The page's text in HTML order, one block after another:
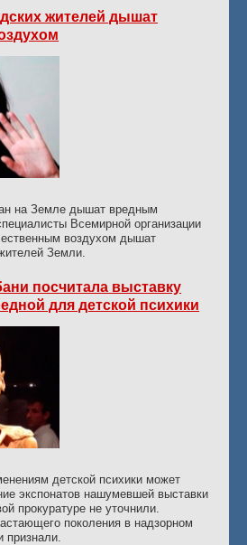
жителей дышат
на Земле дышат вредным
Всемирной организации
воздухом дышат
Земли.
посчитала выставку
для детской психики
детской психики может
экспонатов нашумевшей выставки
прокуратуре не уточнили.
поколения в надзорном
признали.